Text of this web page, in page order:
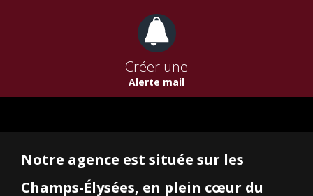
Créer une
Alerte mail
Notre agence est située sur les
Champs-Élysées, en plein cœur du